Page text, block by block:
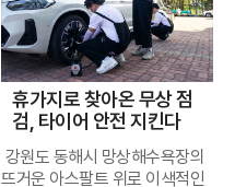
휴가지로 찾아온 무상 점
검, 타이어 안전 지킨다
강원도 동해시 망상해수욕장의
뜨거운 아스팔트 위로 이색적인